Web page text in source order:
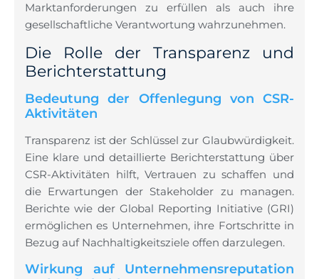
Marktanforderungen zu erfüllen als auch ihre
gesellschaftliche Verantwortung wahrzunehmen.
Die Rolle der Transparenz und
Berichterstattung
Bedeutung der Offenlegung von CSR-
Aktivitäten
Transparenz ist der Schlüssel zur Glaubwürdigkeit.
Eine klare und detaillierte Berichterstattung über
CSR-Aktivitäten hilft, Vertrauen zu schaffen und
die Erwartungen der Stakeholder zu managen.
Berichte wie der Global Reporting Initiative (GRI)
ermöglichen es Unternehmen, ihre Fortschritte in
Bezug auf Nachhaltigkeitsziele offen darzulegen.
Wirkung auf Unternehmensreputation